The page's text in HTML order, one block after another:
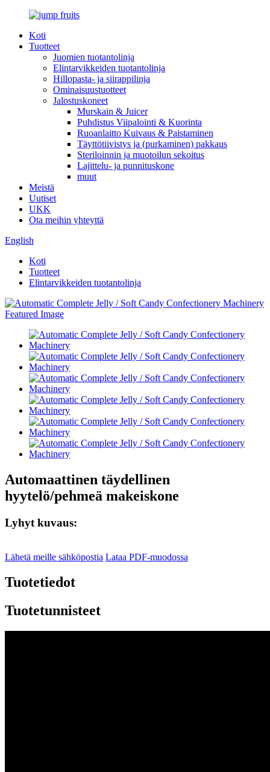
Koti
Tuotteet
Juomien tuotantolinja
Elintarvikkeiden tuotantolinja
Hillopasta- ja siirappilinja
Ominaisuustuotteet
Jalostuskoneet
Murskain & Juicer
Puhdistus Viipalointi & Kuorinta
Ruoanlaitto Kuivaus & Paistaminen
Täyttötiivistys ja (purkaminen) pakkaus
Steriloinnin ja muotoilun sekoitus
Lajittelu- ja punnituskone
muut
Meistä
Uutiset
UKK
Ota meihin yhteyttä
English
Koti
Tuotteet
Elintarvikkeiden tuotantolinja
Automaattinen täydellinen
hyytelö/pehmeä makeiskone
Lyhyt kuvaus:
Lähetä meille sähköpostia Lataa PDF-muodossa
Tuotetiedot
Tuotetunnisteet